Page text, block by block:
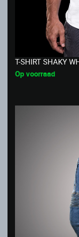
T-SHIRT SHAKY
Op voorraad